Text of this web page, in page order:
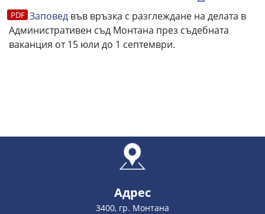
Заповед във връзка с разглеждане на делата в
Административен съд Монтана през съдебната
ваканция от 15 юли до 1 септември.
Адрес
3400, гр. Монтана